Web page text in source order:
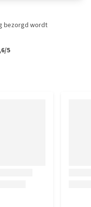
bezorgd wordt
5